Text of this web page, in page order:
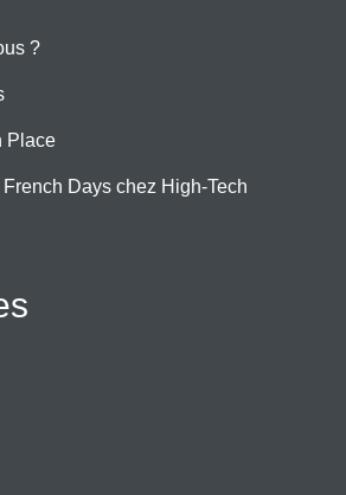
?
Place
Days chez High-Tech